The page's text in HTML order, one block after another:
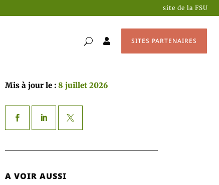
site de la FSU
 SITES PARTENAIRES
Mis à jour le : 8 juillet 2026
A VOIR AUSSI